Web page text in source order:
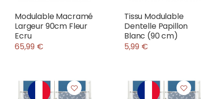
Modulable Macramé
Largeur 90cm Fleur
Ecru
65,99 €
Tissu Modulable
Dentelle Papillon
Blanc (90 cm)
5,99 €